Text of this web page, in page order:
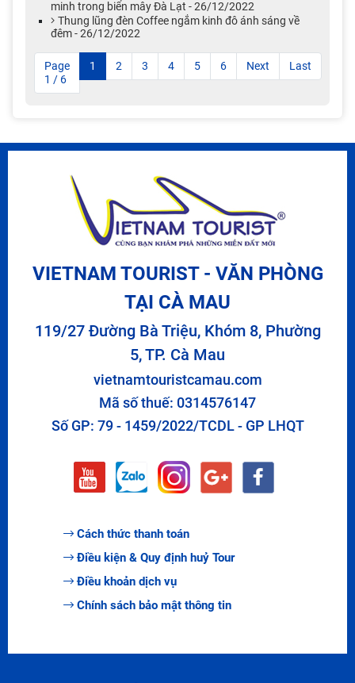
minh trong biển mây Đà Lạt - 26/12/2022
Thung lũng đèn Coffee ngắm kinh đô ánh sáng về
đêm - 26/12/2022
Page
1 / 6
1 2 3 4 5 6 Next Last
VIETNAM TOURIST - VĂN PHÒNG
TẠI CÀ MAU
119/27 Đường Bà Triệu, Khóm 8, Phường
5, TP. Cà Mau
vietnamtouristcamau.com
Mã số thuế: 0314576147
Số GP: 79 - 1459/2022/TCDL - GP LHQT
Cách thức thanh toán
Điều kiện & Quy định huỷ Tour
Điều khoản dịch vụ
Chính sách bảo mật thông tin